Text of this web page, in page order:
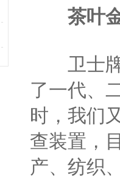
茶叶
卫士牌
了一代、
时，我们
查装置，
产、纺织